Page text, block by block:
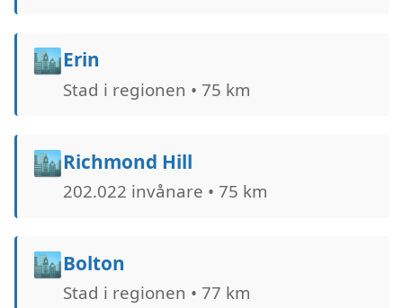
🏙️Erin
Stad i regionen • 75 km
🏙️Richmond Hill
202.022 invånare • 75 km
🏙️Bolton
Stad i regionen • 77 km